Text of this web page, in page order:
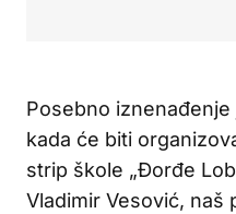
Posebno
kada će biti
strip škole „Đorđe
Vladimir Vesović, naš